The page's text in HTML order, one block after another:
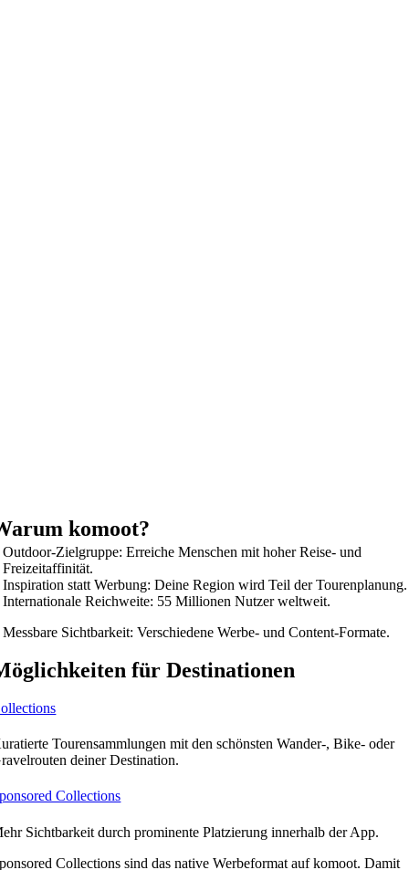
komoot?
Outdoor-Zielgruppe: Erreiche Menschen mit hoher Reise- und
Freizeitaffinität.
Inspiration statt Werbung: Deine Region wird Teil der Tourenplanung.
Internationale Reichweite: 55 Millionen Nutzer weltweit.
Messbare Sichtbarkeit: Verschiedene Werbe- und Content-Formate.
für Destinationen
Tourensammlungen mit den schönsten Wander-, Bike- oder
deiner Destination.
Collections
Sichtbarkeit durch prominente Platzierung innerhalb der App.
Collections sind das native Werbeformat auf komoot. Damit